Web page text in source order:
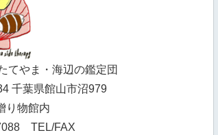
てやま・海辺の鑑定団
千葉県館山市沼979
り物館内
TEL/FAX